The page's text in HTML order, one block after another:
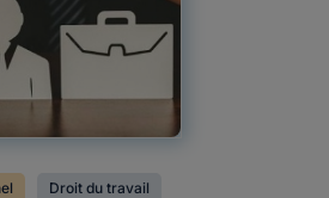
Droit du travail